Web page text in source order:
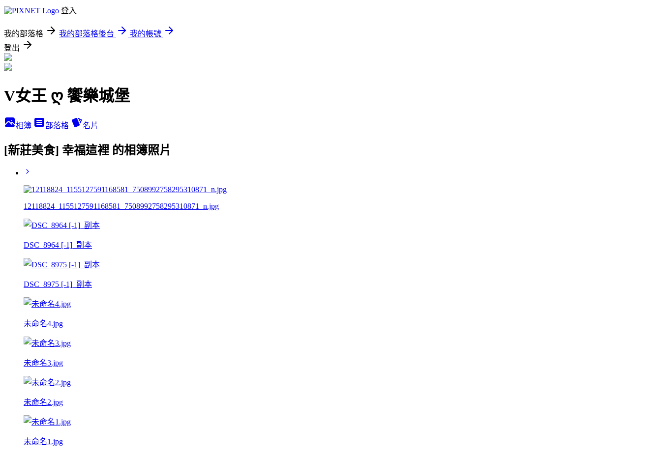
登入
我的部落格 我的部落格後台
我的帳號
登出
V女王 ღ 饗樂城堡
相簿 部落格 名片
[新莊美食] 幸福這裡 的相簿照片
12118824_1155127591168581_7508992758295310871_n.jpg
DSC_8964 [-1]_副本
DSC_8975 [-1]_副本
未命名4.jpg
未命名3.jpg
未命名2.jpg
未命名1.jpg